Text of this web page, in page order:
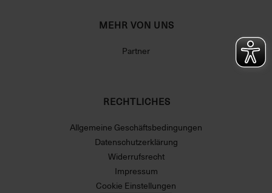
MEHR VON UNS
Partner
RECHTLICHES
Allgemeine Geschäftsbedingungen
Datenschutzerklärung
Widerrufsrecht
Impressum
Cookie Einstellungen